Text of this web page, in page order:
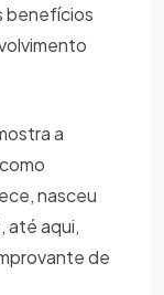
benefícios
a
nasceu
até aqui,
de